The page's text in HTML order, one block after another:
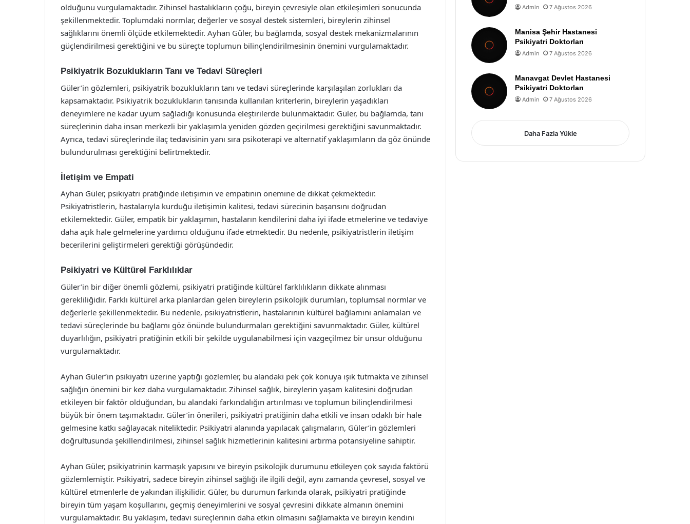
olduğunu vurgulamaktadır. Zihinsel hastalıkların çoğu, bireyin çevresiyle olan etkileşimleri sonucunda
şekillenmektedir. Toplumdaki normlar, değerler ve sosyal destek sistemleri, bireylerin zihinsel
sağlıklarını önemli ölçüde etkilemektedir. Ayhan Güler, bu bağlamda, sosyal destek mekanizmalarının
güçlendirilmesi gerektiğini ve bu süreçte toplumun bilinçlendirilmesinin önemini vurgulamaktadır.
Psikiyatrik Bozuklukların Tanı ve Tedavi Süreçleri
Güler’in gözlemleri, psikiyatrik bozuklukların tanı ve tedavi süreçlerinde karşılaşılan zorlukları da
kapsamaktadır. Psikiyatrik bozuklukların tanısında kullanılan kriterlerin, bireylerin yaşadıkları
deneyimlere ne kadar uyum sağladığı konusunda eleştirilerde bulunmaktadır. Güler, bu bağlamda, tanı
süreçlerinin daha insan merkezli bir yaklaşımla yeniden gözden geçirilmesi gerektiğini savunmaktadır.
Ayrıca, tedavi süreçlerinde ilaç tedavisinin yanı sıra psikoterapi ve alternatif yaklaşımların da göz önünde
bulundurulması gerektiğini belirtmektedir.
İletişim ve Empati
Ayhan Güler, psikiyatri pratiğinde iletişimin ve empatinin önemine de dikkat çekmektedir.
Psikiyatristlerin, hastalarıyla kurduğu iletişimin kalitesi, tedavi sürecinin başarısını doğrudan
etkilemektedir. Güler, empatik bir yaklaşımın, hastaların kendilerini daha iyi ifade etmelerine ve tedaviye
daha açık hale gelmelerine yardımcı olduğunu ifade etmektedir. Bu nedenle, psikiyatristlerin iletişim
becerilerini geliştirmeleri gerektiği görüşündedir.
Psikiyatri ve Kültürel Farklılıklar
Güler’in bir diğer önemli gözlemi, psikiyatri pratiğinde kültürel farklılıkların dikkate alınması
gerekliliğidir. Farklı kültürel arka planlardan gelen bireylerin psikolojik durumları, toplumsal normlar ve
değerlerle şekillenmektedir. Bu nedenle, psikiyatristlerin, hastalarının kültürel bağlamını anlamaları ve
tedavi süreçlerinde bu bağlamı göz önünde bulundurmaları gerektiğini savunmaktadır. Güler, kültürel
duyarlılığın, psikiyatri pratiğinin etkili bir şekilde uygulanabilmesi için vazgeçilmez bir unsur olduğunu
vurgulamaktadır.
Ayhan Güler’in psikiyatri üzerine yaptığı gözlemler, bu alandaki pek çok konuya ışık tutmakta ve zihinsel
sağlığın önemini bir kez daha vurgulamaktadır. Zihinsel sağlık, bireylerin yaşam kalitesini doğrudan
etkileyen bir faktör olduğundan, bu alandaki farkındalığın artırılması ve toplumun bilinçlendirilmesi
büyük bir önem taşımaktadır. Güler’in önerileri, psikiyatri pratiğinin daha etkili ve insan odaklı bir hale
gelmesine katkı sağlayacak niteliktedir. Psikiyatri alanında yapılacak çalışmaların, Güler’in gözlemleri
doğrultusunda şekillendirilmesi, zihinsel sağlık hizmetlerinin kalitesini artırma potansiyeline sahiptir.
Ayhan Güler, psikiyatrinin karmaşık yapısını ve bireyin psikolojik durumunu etkileyen çok sayıda faktörü
gözlemlemiştir. Psikiyatri, sadece bireyin zihinsel sağlığı ile ilgili değil, aynı zamanda çevresel, sosyal ve
kültürel etmenlerle de yakından ilişkilidir. Güler, bu durumun farkında olarak, psikiyatri pratiğinde
bireyin tüm yaşam koşullarını, geçmiş deneyimlerini ve sosyal çevresini dikkate almanın önemini
vurgulamaktadır. Bu yaklaşım, tedavi süreçlerinin daha etkin olmasını sağlamakta ve bireyin kendini
Admin 7 Ağustos 2026
Manisa Şehir Hastanesi
Psikiyatri Doktorları
Admin 7 Ağustos 2026
Manavgat Devlet Hastanesi
Psikiyatri Doktorları
Admin 7 Ağustos 2026
Daha Fazla Yükle